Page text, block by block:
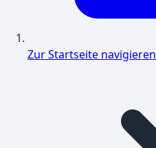
Zur Startseite navigieren